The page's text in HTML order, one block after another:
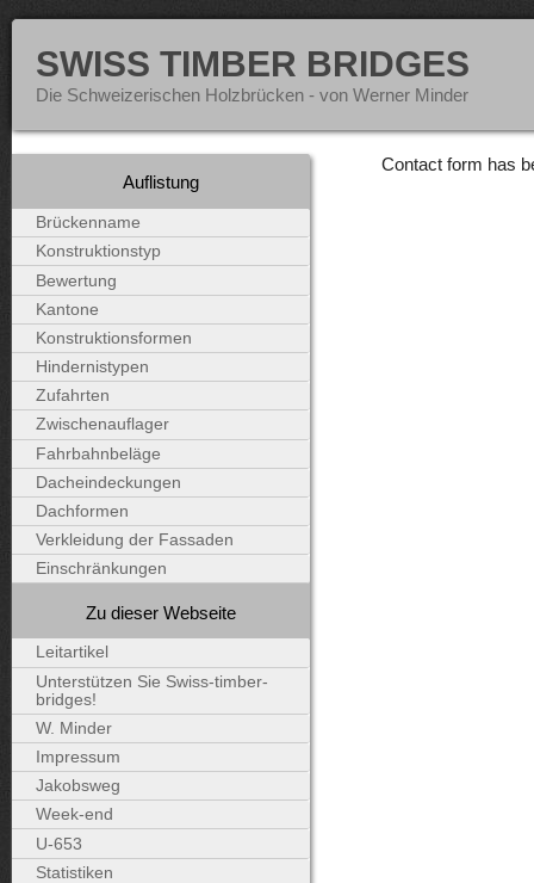
SWISS TIMBER BRIDGES
Die Schweizerischen Holzbrücken - von Werner Minder
Contact form has
Auflistung
Brückenname
Konstruktionstyp
Bewertung
Kantone
Konstruktionsformen
Hindernistypen
Zufahrten
Zwischenauflager
Fahrbahnbeläge
Dacheindeckungen
Dachformen
Verkleidung der Fassaden
Einschränkungen
Zu dieser Webseite
Leitartikel
Unterstützen Sie Swiss-timber-
bridges!
W. Minder
Impressum
Jakobsweg
Week-end
U-653
Statistiken